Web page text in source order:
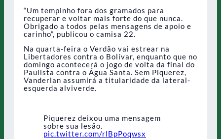
“Um tempinho fora dos gramados para
recuperar e voltar mais forte do que nunca.
Obrigado a todos pelas mensagens de apoio e
carinho”, publicou o camisa 22.
Na quarta-feira o Verdão vai estrear na
Libertadores contra o Bolívar, enquanto que no
domingo acontecerá o jogo de volta da final do
Paulista contra o Água Santa. Sem Piquerez,
Vanderlan assumirá a titularidade da lateral-
esquerda alviverde.
Piquerez deixou uma mensagem
sobre sua lesão.
pic.twitter.com/rlBpPoqwsx